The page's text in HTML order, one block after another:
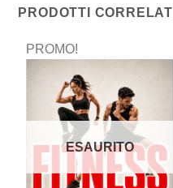
PRODOTTI CORRELATI
PROMO!
ESAURITO